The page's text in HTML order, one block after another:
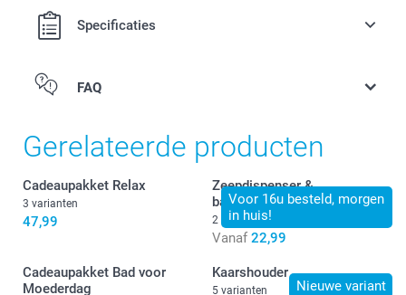
Specificaties
FAQ
Gerelateerde producten
Cadeaupakket Relax
3 varianten
47,99
Voor 16u besteld, morgen
in huis!
Zeepdispenser &
badkamerset
2 varianten
Vanaf 22,99
Cadeaupakket Bad voor
Moederdag
Nieuwe variant
Kaarshouder
5 varianten